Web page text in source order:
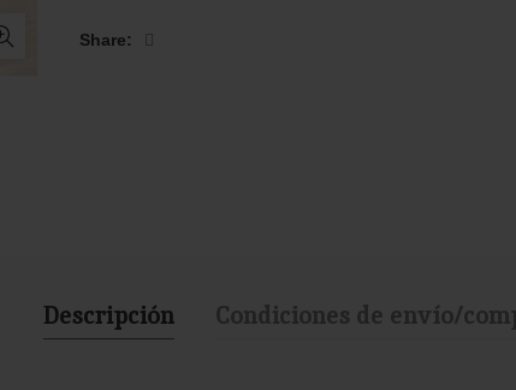
Share
Descripción Condiciones de envío/